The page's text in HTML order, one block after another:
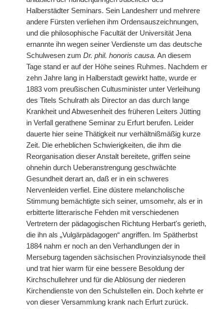
Halberstädter Seminars. Sein Landesherr und mehrere
andere Fürsten verliehen ihm Ordensauszeichnungen,
und die philosophische Facultät der Universität Jena
ernannte ihn wegen seiner Verdienste um das deutsche
Schulwesen zum Dr. phil. honoris causa. An diesem
Tage stand er auf der Höhe seines Ruhmes. Nachdem er
zehn Jahre lang in Halberstadt gewirkt hatte, wurde er
1883 vom preußischen Cultusminister unter Verleihung
des Titels Schulrath als Director an das durch lange
Krankheit und Abwesenheit des früheren Leiters Jütting
in Verfall gerathene Seminar zu Erfurt berufen. Leider
dauerte hier seine Thätigkeit nur verhältnißmäßig kurze
Zeit. Die erheblichen Schwierigkeiten, die ihm die
Reorganisation dieser Anstalt bereitete, griffen seine
ohnehin durch Ueberanstrengung geschwächte
Gesundheit derart an, daß er in ein schweres
Nervenleiden verfiel. Eine düstere melancholische
Stimmung bemächtigte sich seiner, umsomehr, als er in
erbitterte litterarische Fehden mit verschiedenen
Vertretern der pädagogischen Richtung Herbart's gerieth,
die ihn als „Vulgärpädagogen“ angriffen. Im Spätherbst
1884 nahm er noch an den Verhandlungen der in
Merseburg tagenden sächsischen Provinzialsynode theil
und trat hier warm für eine bessere Besoldung der
Kirchschullehrer und für die Ablösung der niederen
Kirchendienste von den Schulstellen ein. Doch kehrte er
von dieser Versammlung krank nach Erfurt zurück.